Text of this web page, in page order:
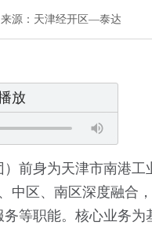
来源：天津经开区—泰达
放
前身为天津市南港工
中区、南区深度融合
等职能。核心业务